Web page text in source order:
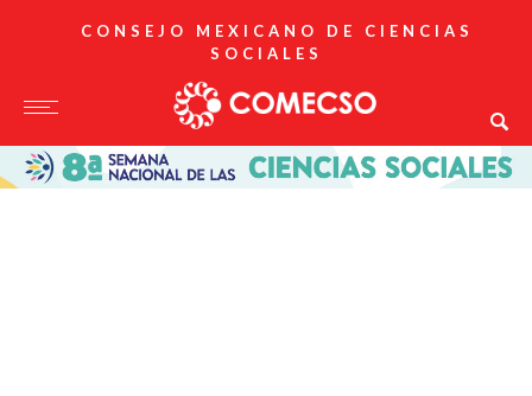
CONSEJO MEXICANO DE CIENCIAS
SOCIALES